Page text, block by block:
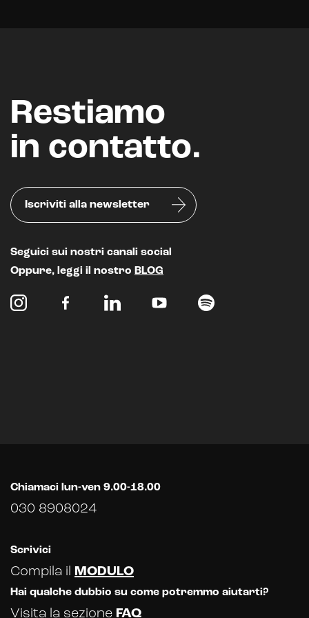
Metaverso
Restiamo
in contatto.
Iscriviti alla newsletter
Seguici sui nostri canali social
Oppure, leggi il nostro BLOG
Chiamaci lun-ven 9.00-18.00
030 8908024
Scrivici
Compila il MODULO
Hai qualche dubbio su come potremmo aiutarti?
Visita la sezione FAQ